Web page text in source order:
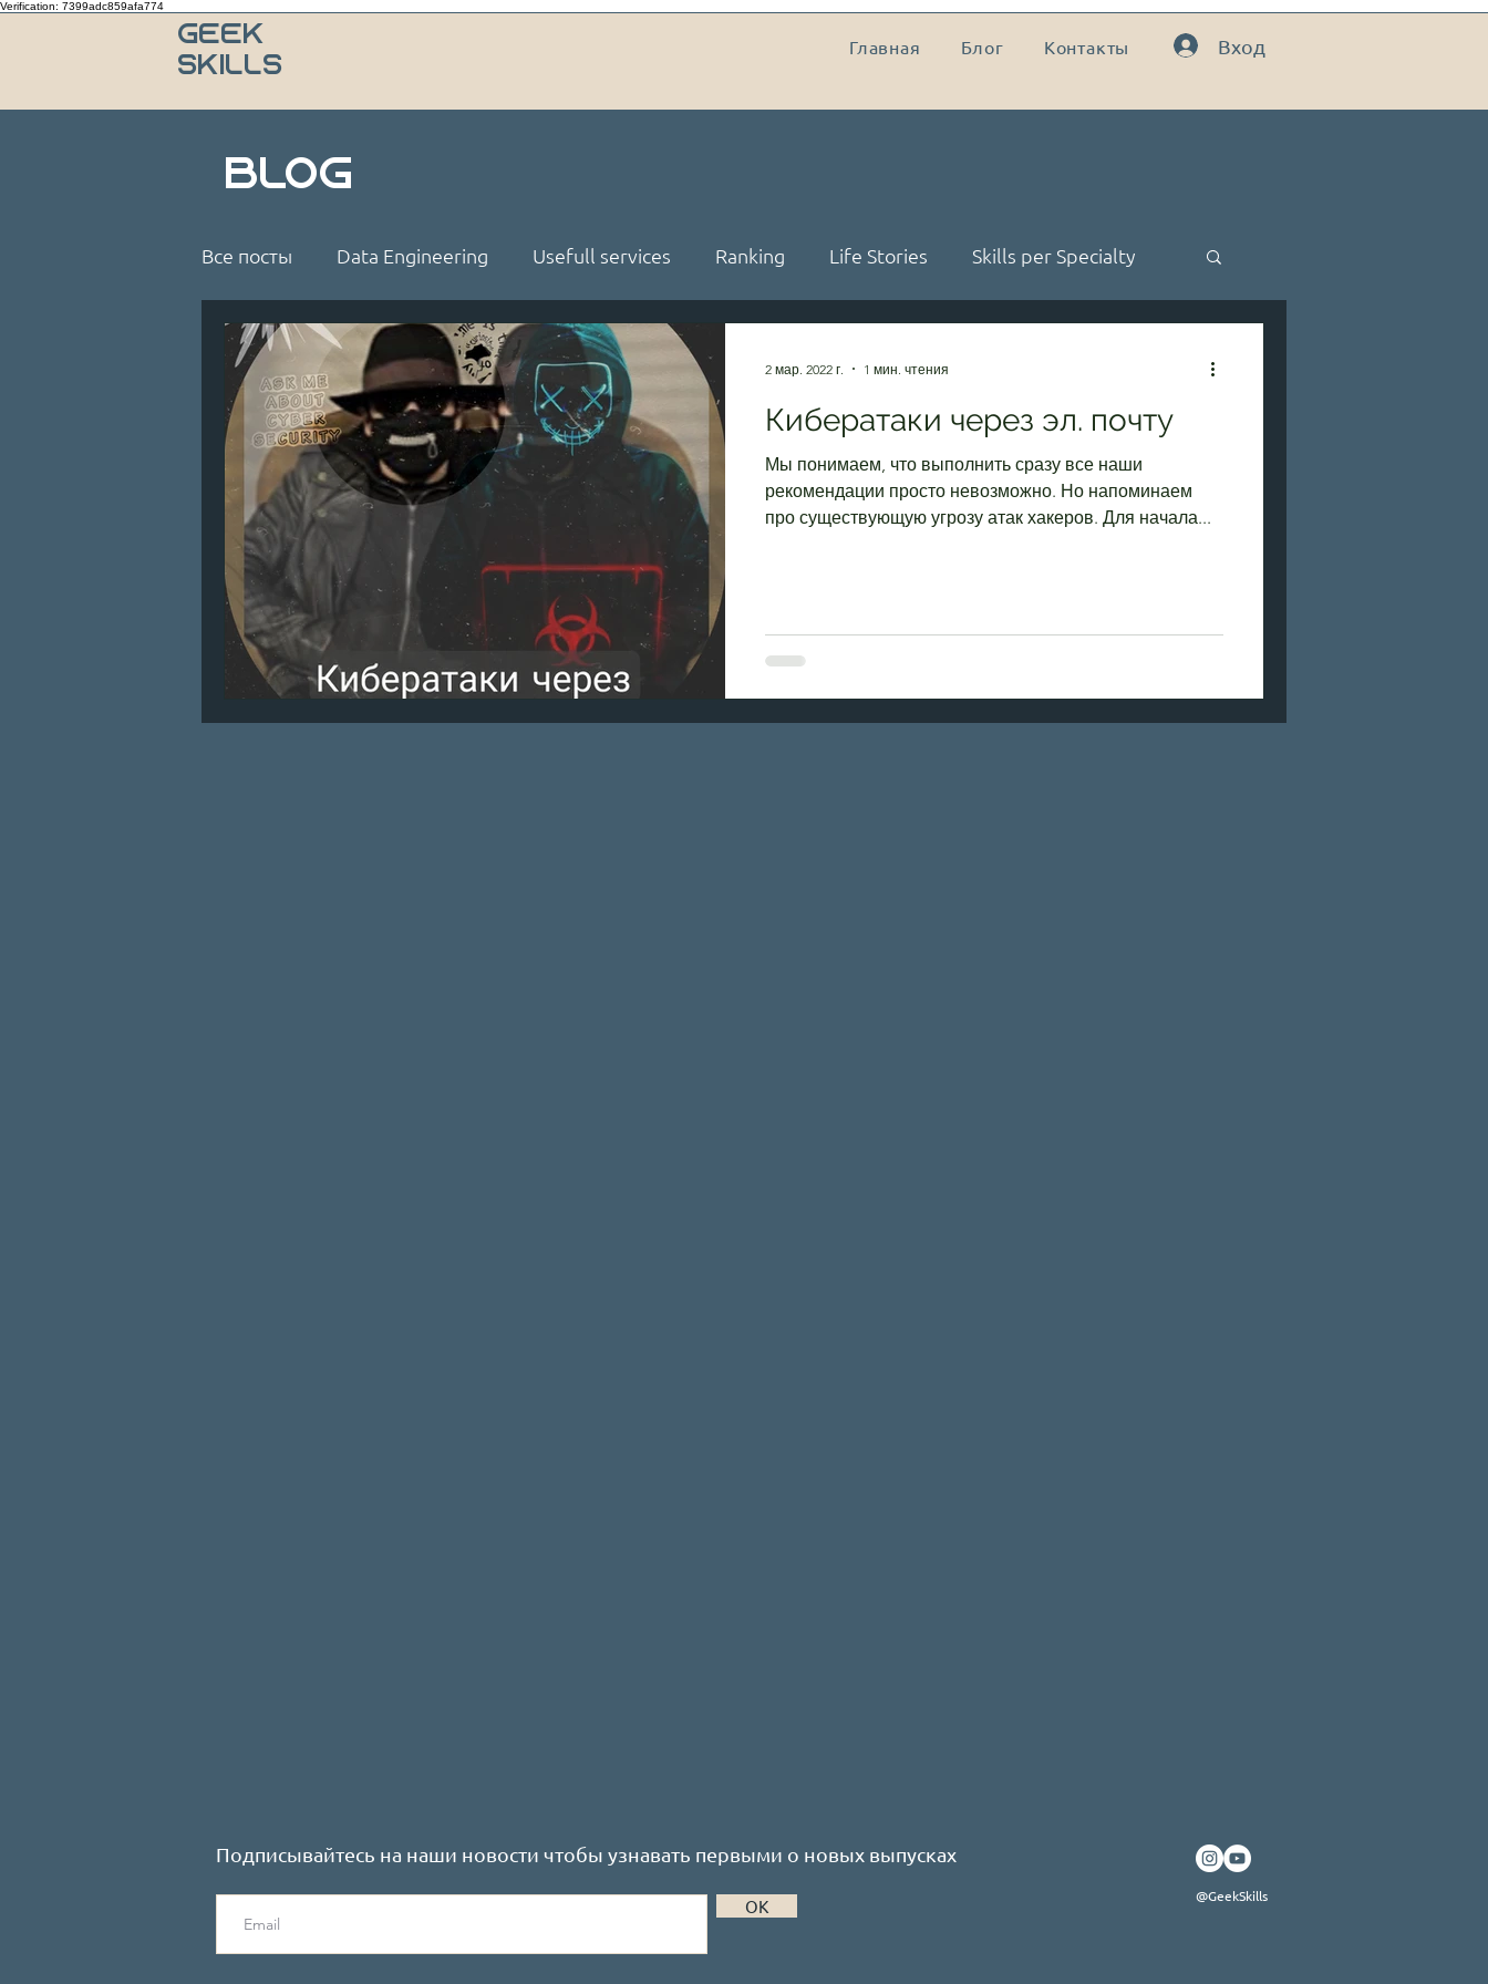
Verification: 7399adc859afa774
Geek
Skills
Главная Блог Контакты Вход
BLOG
Все посты Data Engineering Usefull services Ranking Life Stories Skills per Specialty
CyberSecurity Data Backup Безымянная рубрика
Кибератаки через эл. почту
Мы понимаем, что выполнить сразу все наши
рекомендации просто невозможно. Но напоминаем
про существующую угрозу атак хакеров. Для начала...
2 мар. 2022 г. 1 мин. чтения
Подписывайтесь на наши новости чтобы узнавать первыми о новых выпусках
ОК @GeekSkills